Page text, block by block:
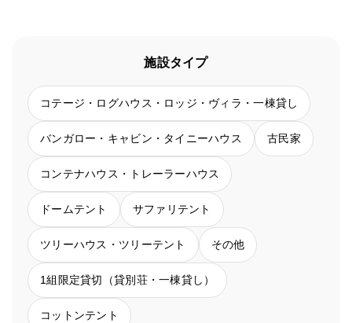
施設タイプ
コテージ・ログハウス・ロッジ・ヴィラ・一棟貸し
バンガロー・キャビン・タイニーハウス 古民家
コンテナハウス・トレーラーハウス
ドームテント サファリテント
ツリーハウス・ツリーテント その他
1組限定貸切（貸別荘・一棟貸し）
コットンテント